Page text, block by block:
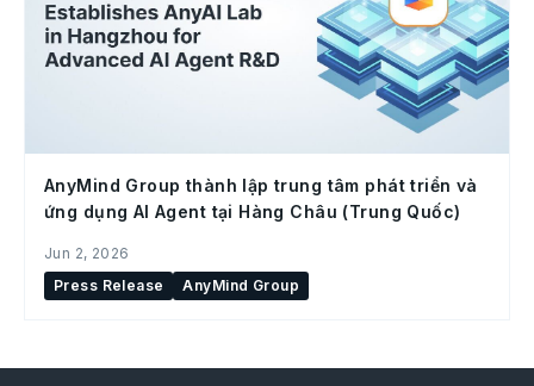
AnyMind Group thành lập trung tâm phát triển và
ứng dụng AI Agent tại Hàng Châu (Trung Quốc)
Jun 2, 2026
Press Release
AnyMind Group